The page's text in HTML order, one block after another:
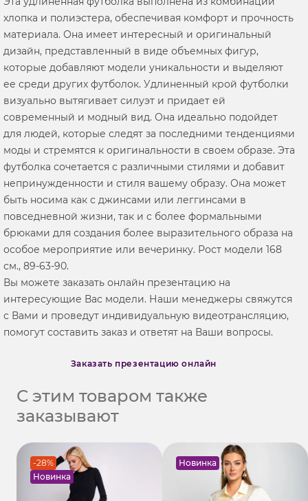
хлопка и полиэстера, обеспечивая комфорт и прочность
материала. Она имеет интересный и оригинальный
дизайн, представленный в виде объемных фигур,
которые добавляют модели уникальности и выделяют
ее среди других футболок. Удлиненный крой футболки
визуально вытягивает силуэт и придает ей
современный и модный вид. Она идеально подойдет
для людей, которые следят за последними тенденциями
моды и стремятся к оригинальности в своем образе. Эта
футболка сочетается с различными стилями и добавит
непринужденности и стиля вашему образу. Она может
быть носима как с джинсами или леггинсами в
повседневной жизни, так и с более формальными
брюками для создания более выразительного образа на
особое мероприятие или вечеринку. Рост модели 168
см., 89-63-90.
Вы можете заказать онлайн презентацию на
интересующие Вас модели. Наши менеджеры свяжутся
с Вами и проведут индивидуальную видеотрансляцию,
помогут составить заказ и ответят на Ваши вопросы.
Заказать презентацию онлайн
С этим товаром также
заказывают
-28%
Новинка
Новинка